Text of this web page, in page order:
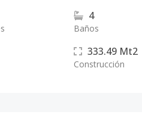
4
Baños
333.49 Mt2
Construcción